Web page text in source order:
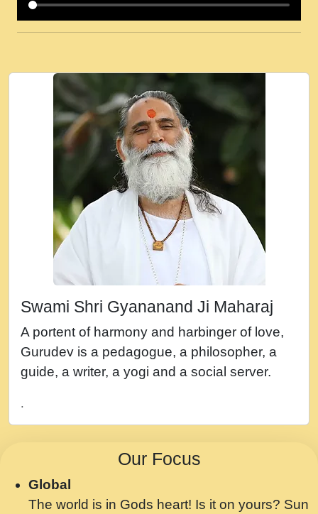
कई पकड क मर हथ र मह वदवन पहच दय! मह जन
Ki - Krishna Bhajan - New Bhajan 2020
#Ishwar Bhakti.mp3
जब से गीता ज्ञान पाया मैं बड़ी मस्ती में हूँ । 2018 -
Rishikesh - Ratan Ji Rasik.mp3
तन हल दल द सनव मड उतत सर रख क, नल रव त
गल लग जव त सर उतत हथ रख द!.mp3
तू कर प्रीतम से प्रीत, यूहीं दिन बीतते जाते हैं ।
2018 - Rishikesh - Swami Gyananand Ji
Maharaj.mp3
न म गवद गपल गद फर, पयर महन न रझद फर! shri
नह भरस रह लडडल... अपन खट करम क !!!! मह दद
सहर चरण क .....mp3
बगड नसब कसन सवर तर बगर Shri ravinandan
shastri ji maharaj.mp3
Chahe Ram Ho Chahe Shyam Ho.mp3
मझ अपन जवन बनन न आय, रठ हर क मनन न आय
Shri ravinandan shastri ji maharaj.mp3
Swami Shri Gyananand Ji Maharaj
A portent of harmony and harbinger of love,
Gurudev is a pedagogue, a philosopher, a
guide, a writer, a yogi and a social server.
.
Our Focus
Global
The world is in Gods heart! Is it on yours? Sun